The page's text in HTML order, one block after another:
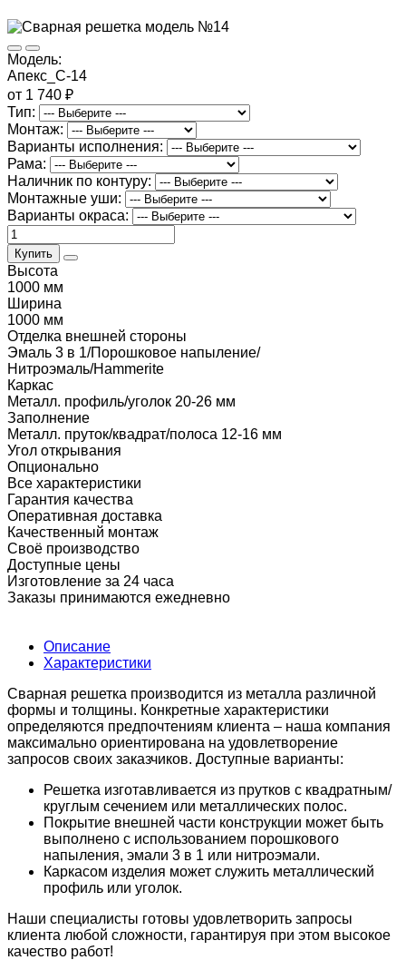
Модель:
Апекс_С-14
от 1 740 ₽
Тип:
Монтаж:
Варианты исполнения:
Рама:
Наличник по контуру:
Монтажные уши:
Варианты окраса:
Купить
Высота
1000 мм
Ширина
1000 мм
Отделка внешней стороны
Эмаль 3 в 1/Порошковое напыление/
Нитроэмаль/Hammerite
Каркас
Металл. профиль/уголок 20-26 мм
Заполнение
Металл. пруток/квадрат/полоса 12-16 мм
Угол открывания
Опционально
Все характеристики
Гарантия качества
Оперативная доставка
Качественный монтаж
Своё производство
Доступные цены
Изготовление за 24 часа
Заказы принимаются ежедневно
Описание
Характеристики
Сварная решетка производится из металла различной
формы и толщины. Конкретные характеристики
определяются предпочтениям клиента – наша компания
максимально ориентирована на удовлетворение
запросов своих заказчиков. Доступные варианты:
Решетка изготавливается из прутков с квадратным/
круглым сечением или металлических полос.
Покрытие внешней части конструкции может быть
выполнено с использованием порошкового
напыления, эмали 3 в 1 или нитроэмали.
Каркасом изделия может служить металлический
профиль или уголок.
Наши специалисты готовы удовлетворить запросы
клиента любой сложности, гарантируя при этом высокое
качество работ!